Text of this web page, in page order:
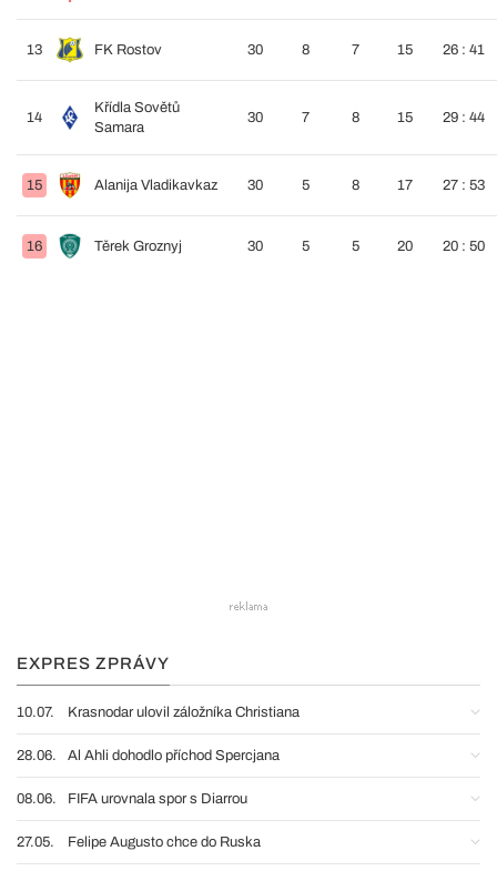
13 FK Rostov 30 8 7 15 26 : 41
14
Křídla Sovětů
Samara
30 7 8 15 29 : 44
15 Alanija Vladikavkaz 30 5 8 17 27 : 53
16 Těrek Groznyj 30 5 5 20 20 : 50
EXPRES ZPRÁVY
10.07. Krasnodar ulovil záložníka Christiana
28.06. Al Ahli dohodlo příchod Spercjana
08.06. FIFA urovnala spor s Diarrou
27.05. Felipe Augusto chce do Ruska